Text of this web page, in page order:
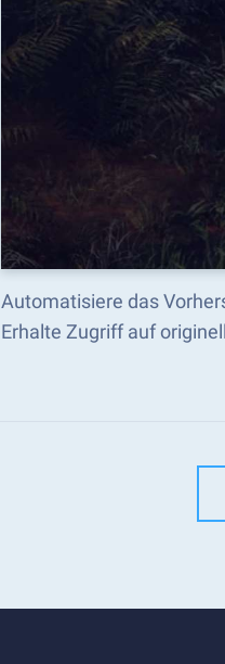
Automatisiere das
Erhalte Zugriff auf